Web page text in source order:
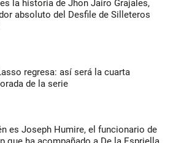
la historia de Jhon Jairo Grajales,
absoluto del Desfile de Silleteros
regresa: así será la cuarta
de la serie
es Joseph Humire, el funcionario de